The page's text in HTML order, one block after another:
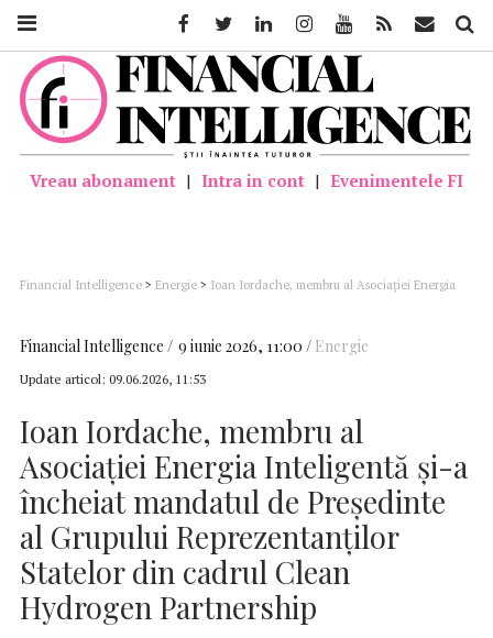
Vreau abonament | Intra in cont | Evenimentele FI
Financial Intelligence > Energie > Ioan Iordache, membru al Asociației Energia
Financial Intelligence 9 iunie 2026, 11:00 Energie
Update articol: 09.06.2026, 11:53
Ioan Iordache, membru al
Asociației Energia Inteligentă și-a
încheiat mandatul de Președinte
al Grupului Reprezentanților
Statelor din cadrul Clean
Hydrogen Partnership
FacebookTwitter LinkedinInstagramYoutube Feed Mail